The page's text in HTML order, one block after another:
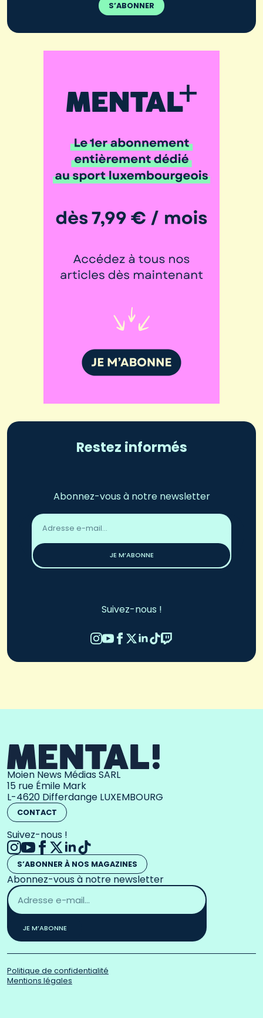
S’ABONNER
Restez informés
Abonnez-vous à notre newsletter
Adresse
email
JE M’ABONNE
Suivez-nous !
Moien News Médias SARL
15 rue Émile Mark
L-4620 Differdange LUXEMBOURG
CONTACT
Suivez-nous !
S’ABONNER À NOS MAGAZINES
Abonnez-vous à notre newsletter
Adresse
email
*
JE M’ABONNE
Politique de confidentialité
Mentions légales